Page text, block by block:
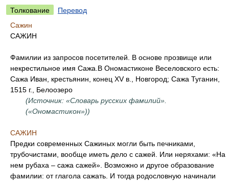
Толкование
Перевод
Сажин
САЖИН
Фамилии из запросов посетителей. В основе прозвище или
некрестильное имя Сажа.В Ономастиконе Веселовского есть:
Сажа Иван, крестьянин, конец XV в., Новгород; Сажа Туганин,
1515 г., Белоозеро
(Источник: «Словарь русских фамилий».
(«Ономастикон»))
САЖИН
Предки современных Сажиных могли быть печниками,
трубочистами, вообще иметь дело с сажей. Или неряхами: «На
нем рубаха – сажа сажей». Возможно и другое образование
фамилии: от глагола сажать. И тогда родословную начинали